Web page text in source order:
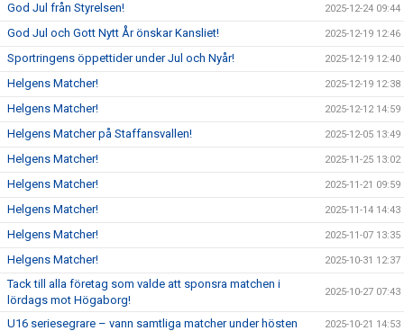
God Jul från Styrelsen! 2025-12-24 09:44
God Jul och Gott Nytt År önskar Kansliet! 2025-12-19 12:46
Sportringens öppettider under Jul och Nyår! 2025-12-19 12:40
Helgens Matcher! 2025-12-19 12:38
Helgens Matcher! 2025-12-12 14:59
Helgens Matcher på Staffansvallen! 2025-12-05 13:49
Helgens Matcher! 2025-11-25 13:02
Helgens Matcher! 2025-11-21 09:59
Helgens Matcher! 2025-11-14 14:43
Helgens Matcher! 2025-11-07 13:35
Helgens Matcher! 2025-10-31 12:37
Tack till alla företag som valde att sponsra matchen i
lördags mot Högaborg!
2025-10-27 07:43
U16 seriesegrare – vann samtliga matcher under hösten 2025-10-21 14:53